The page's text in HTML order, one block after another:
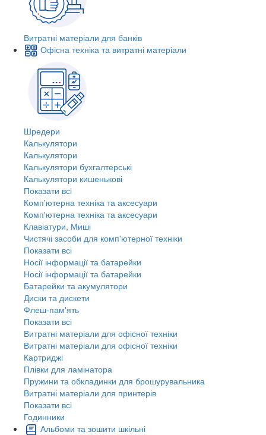
Витратні матеріали для банків
Офісна техніка та витратні матеріали
Шредери
Калькулятори
Калькулятори
Калькулятори бухгалтерські
Калькулятори кишенькові
Показати всі
Комп'ютерна техніка та аксесуари
Комп'ютерна техніка та аксесуари
Клавіатури, Миші
Чистячі засоби для комп'ютерної техніки
Показати всі
Носії інформації та батарейки
Носії інформації та батарейки
Батарейки та акумулятори
Диски та дискети
Флеш-пам'ять
Показати всі
Витратні матеріали для офісної техніки
Витратні матеріали для офісної техніки
Картриджi
Плівки для ламінатора
Пружини та обкладинки для брошурувальника
Витратні матеріали для принтерів
Показати всі
Годинники
Альбоми та зошити шкільні